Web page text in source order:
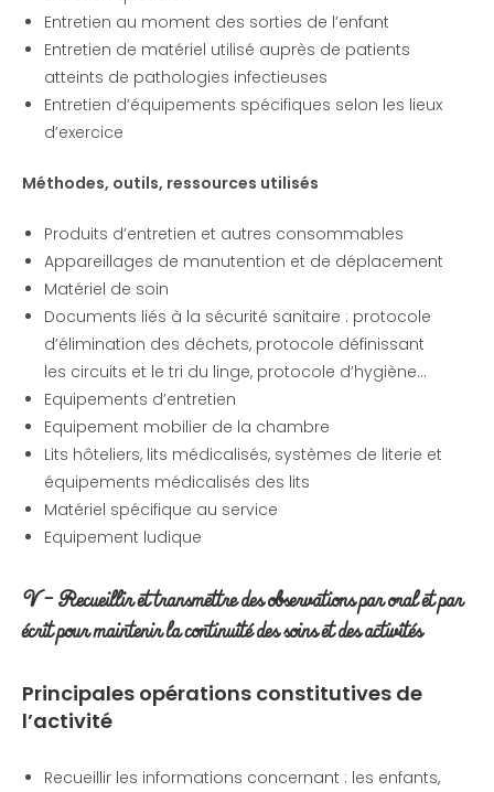
Entretien au moment des sorties de l’enfant
Entretien de matériel utilisé auprès de patients
atteints de pathologies infectieuses
Entretien d’équipements spécifiques selon les lieux
d’exercice
Méthodes, outils, ressources utilisés
Produits d’entretien et autres consommables
Appareillages de manutention et de déplacement
Matériel de soin
Documents liés à la sécurité sanitaire : protocole
d’élimination des déchets, protocole définissant
les circuits et le tri du linge, protocole d’hygiène…
Equipements d’entretien
Equipement mobilier de la chambre
Lits hôteliers, lits médicalisés, systèmes de literie et
équipements médicalisés des lits
Matériel spécifique au service
Equipement ludique
V – Recueillir et transmettre des observations par oral et par
écrit pourmaintenir la continuité des soins et des activités
Principales opérations constitutives de
l’activité
Recueillir les informations concernant : les enfants,